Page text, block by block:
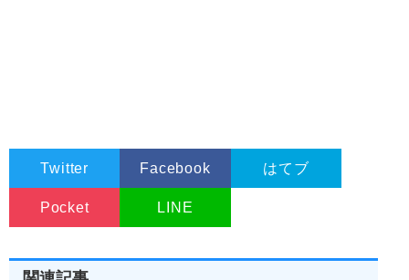
Twitter Facebook はてブ
Pocket LINE